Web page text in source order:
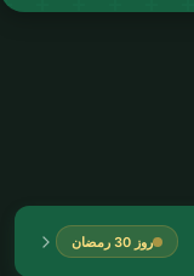
روز 30 رمضان